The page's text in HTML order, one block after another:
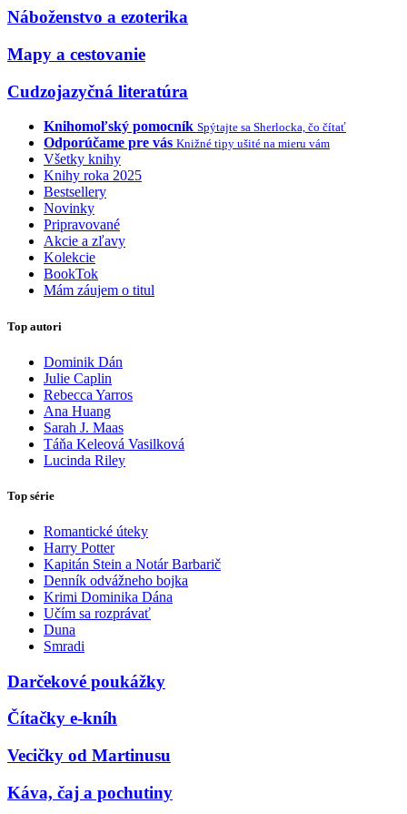
Náboženstvo a ezoterika
Mapy a cestovanie
Cudzojazyčná literatúra
Knihomoľský pomocník Spýtajte sa Sherlocka, čo čítať
Odporúčame pre vás Knižné tipy ušité na mieru vám
Všetky knihy
Knihy roka 2025
Bestsellery
Novinky
Pripravované
Akcie a zľavy
Kolekcie
BookTok
Mám záujem o titul
Top autori
Dominik Dán
Julie Caplin
Rebecca Yarros
Ana Huang
Sarah J. Maas
Táňa Keleová Vasilková
Lucinda Riley
Top série
Romantické úteky
Harry Potter
Kapitán Stein a Notár Barbarič
Denník odvážneho bojka
Krimi Dominika Dána
Učím sa rozprávať
Duna
Smradi
Darčekové poukážky
Čítačky e-kníh
Vecičky od Martinusu
Káva, čaj a pochutiny